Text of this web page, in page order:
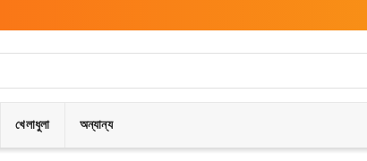
খেলাধুলা অন্যান্য